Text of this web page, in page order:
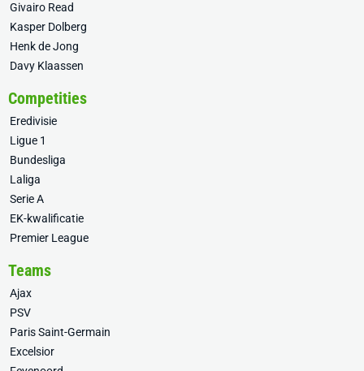
Givairo Read
Kasper Dolberg
Henk de Jong
Davy Klaassen
Competities
Eredivisie
Ligue 1
Bundesliga
Laliga
Serie A
EK-kwalificatie
Premier League
Teams
Ajax
PSV
Paris Saint-Germain
Excelsior